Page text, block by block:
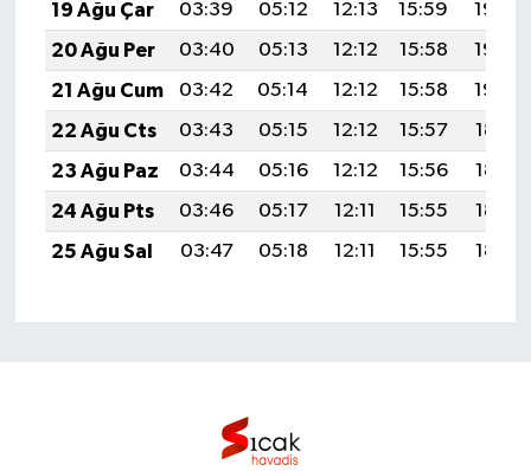
19 Ağu Çar
03:39 05:12 12:13 15:59
19:03
20 Ağu Per
03:40 05:13 12:12 15:58
19:02
21 Ağu Cum
03:42 05:14 12:12 15:58
19:00
22 Ağu Cts
03:43 05:15 12:12 15:57
18:59
23 Ağu Paz
03:44 05:16 12:12 15:56
18:57
24 Ağu Pts
03:46 05:17 12:11 15:55
18:56
25 Ağu Sal
03:47 05:18 12:11 15:55 18:54